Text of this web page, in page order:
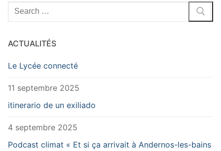
Rechercher
:
ACTUALITÉS
Le Lycée connecté
11 septembre 2025
itinerario de un exiliado
4 septembre 2025
Podcast climat « Et si ça arrivait à Andernos-les-bains